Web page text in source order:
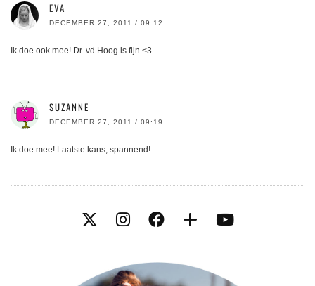
EVA
DECEMBER 27, 2011 / 09:12
Ik doe ook mee! Dr. vd Hoog is fijn <3
SUZANNE
DECEMBER 27, 2011 / 09:19
Ik doe mee! Laatste kans, spannend!